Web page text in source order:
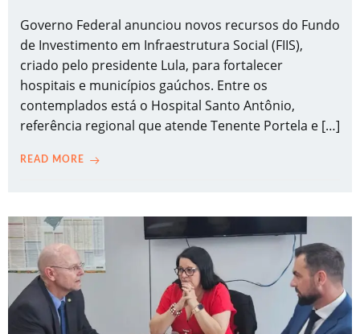
Governo Federal anunciou novos recursos do Fundo
de Investimento em Infraestrutura Social (FIIS),
criado pelo presidente Lula, para fortalecer
hospitais e municípios gaúchos. Entre os
contemplados está o Hospital Santo Antônio,
referência regional que atende Tenente Portela e […]
READ MORE